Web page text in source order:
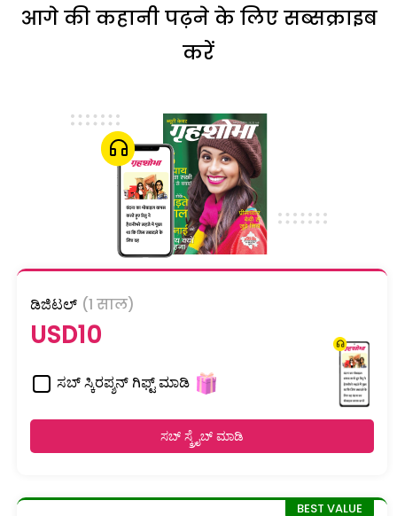
आगे की कहानी पढ़ने के लिए सब्सक्राइब
करें
ಡಿಜಿಟಲ್ (1 साल)
USD10
ಸಬ್ ಸ್ಕಿರಪ್ಶನ್ ಗಿಫ್ಟ್ ಮಾಡಿ
ಸಬ್ ಸ್ಕ್ರೈಬ್ ಮಾಡಿ